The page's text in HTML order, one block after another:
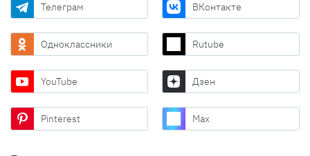
Телеграм ВКонтакте
Одноклассники Rutube
YouTube Дзен
Pinterest Max